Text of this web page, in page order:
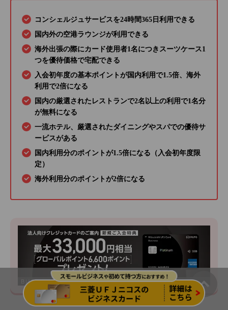
コンシェルジュサービスを24時間365日利用できる
国内外の空港ラウンジが利用できる
海外出張の際にカード使用者1名につきスーツケース1
つを優待価格で宅配できる
入会初年度の基本ポイントが国内利用で1.5倍、海外
利用で2倍になる
国内の厳選されたレストランで2名以上の利用で1名分
が無料になる
一流ホテル、厳選されたダイニングやスパでの優待サ
ービスがある
国内利用分のポイントが1.5倍になる（入会初年度限
定）
海外利用分のポイントが2倍になる